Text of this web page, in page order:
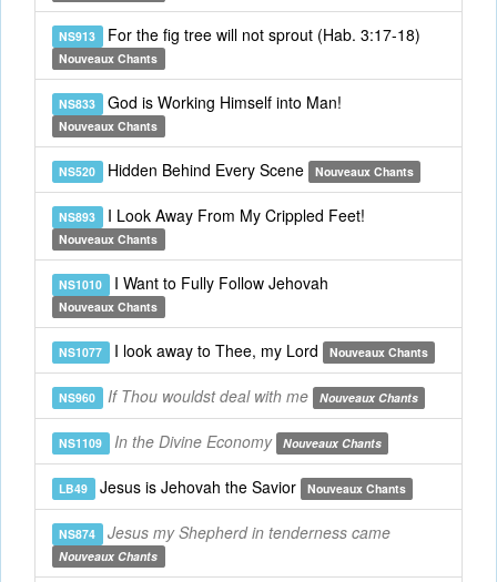
NS913 For the fig tree will not sprout (Hab. 3:17-18)
Nouveaux Chants
NS833 God is Working Himself into Man!
Nouveaux Chants
NS520 Hidden Behind Every Scene Nouveaux Chants
NS893 I Look Away From My Crippled Feet!
Nouveaux Chants
NS1010 I Want to Fully Follow Jehovah
Nouveaux Chants
NS1077 I look away to Thee, my Lord Nouveaux Chants
NS960 If Thou wouldst deal with me Nouveaux Chants
NS1109 In the Divine Economy Nouveaux Chants
LB49 Jesus is Jehovah the Savior Nouveaux Chants
NS874 Jesus my Shepherd in tenderness came
Nouveaux Chants